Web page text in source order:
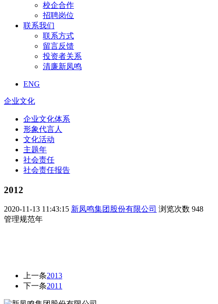
校企合作
招聘岗位
联系我们
联系方式
留言反馈
投资者关系
清廉新凤鸣
ENG
企业文化
企业文化体系
形象代言人
文化活动
主题年
社会责任
社会责任报告
2012
2020-11-13 11:43:15 新凤鸣集团股份有限公司 浏览次数 948
管理规范年
上一条2013
下一条2011